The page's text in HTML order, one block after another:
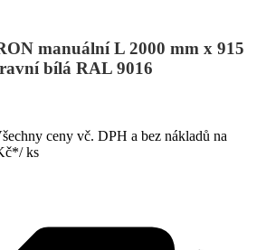
manuální L 2000 mm x 915
bílá RAL 9016
ceny vč. DPH a bez nákladů na
*/ ks